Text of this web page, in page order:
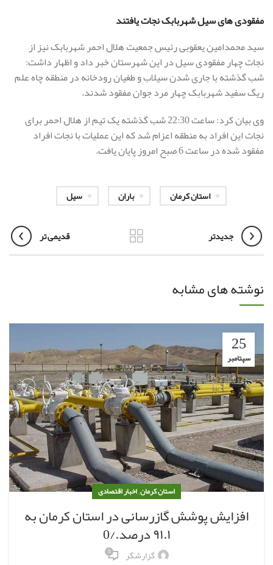
مفقودی های سیل شهربابک نجات یافتند
سید محمدامین یعقوبی رئیس جمعیت هلال احمر شهربابک نیز از
نجات چهار مفقودی سیل در این شهرستان خبر داد و اظهار داشت:
شب گذشته با جاری شدن سیلاب و طغیان رودخانه در منطقه چاه علم
ریگ سفید شهربابک چهار مرد جوان مفقود شدند.
وی بیان کرد: ساعت 22:30 شب گذشته یک تیم از هلال احمر برای
نجات این افراد به منطقه اعزام شد که این عملیات با نجات افراد
مفقود شده در ساعت 6 صبح امروز پایان یافت.
استان کرمان باران سیل
جدیدتر قدیمی تر
نوشته های مشابه
25
سپتامبر
استان کرمان,اخبار اقتصادی
افزایش پوشش گازرسانی در استان کرمان به
۹۱.۱ درصد./0
گزارشگر 0